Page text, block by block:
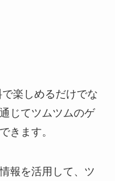
で楽しめるだけでな
じてツムツムのゲ
きます。
報を活用して、ツ